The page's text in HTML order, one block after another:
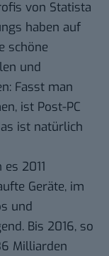
von Statista
haben auf
schöne
und
Fasst man
ist Post-PC
ist natürlich
2011
Geräte, im
und
Bis 2016, so
Milliarden